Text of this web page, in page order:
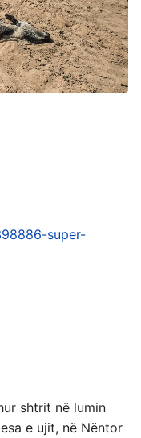
super-
shtrit në lumin
e ujit, në Nëntor